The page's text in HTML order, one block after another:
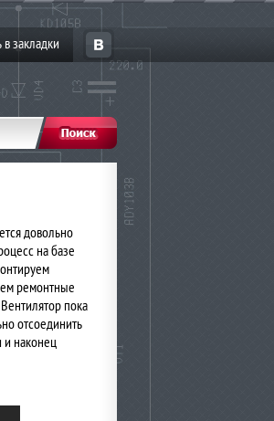
закладки
довольно
на базе
ремонтные
пока
отсоединить
и наконец